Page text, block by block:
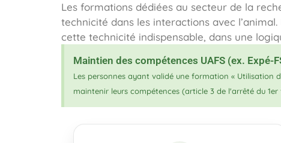
Les formations dédiées au secteur de la
technicité dans les interactions avec
cette technicité indispensable, dans une
Maintien des compétences UAFS (ex. Expé-
Les personnes ayant validé une formation « Utilisation
maintenir leurs compétences (article 3 de l'arrêté du 1er